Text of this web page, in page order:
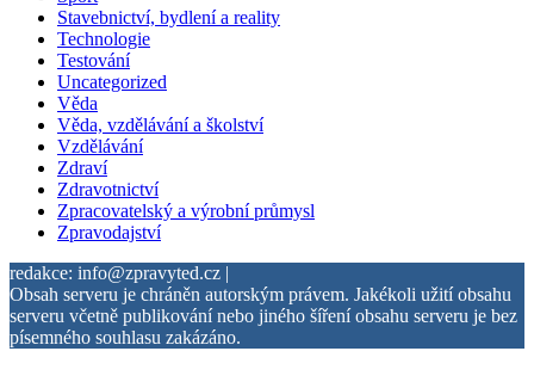
Stavebnictví, bydlení a reality
Technologie
Testování
Uncategorized
Věda
Věda, vzdělávání a školství
Vzdělávání
Zdraví
Zdravotnictví
Zpracovatelský a výrobní průmysl
Zpravodajství
redakce: info@zpravyted.cz |
Obsah serveru je chráněn autorským právem. Jakékoli užití obsahu
serveru včetně publikování nebo jiného šíření obsahu serveru je bez
písemného souhlasu zakázáno.